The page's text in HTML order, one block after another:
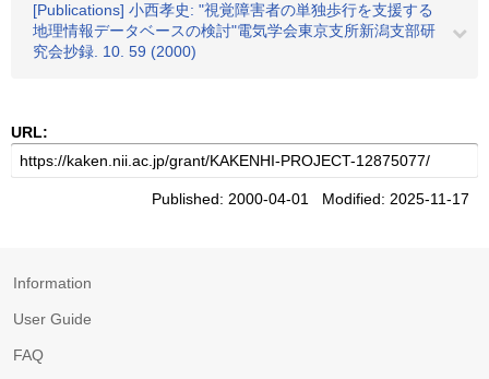
[Publications] 小西孝史: "視覚障害者の単独歩行を支援する
地理情報データベースの検討"電気学会東京支所新潟支部研
究会抄録. 10. 59 (2000)
URL:
Published: 2000-04-01 Modified: 2025-11-17
Information
User Guide
FAQ